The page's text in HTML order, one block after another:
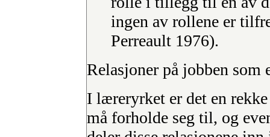
ingen av rollene er
Perreault 1976).
Relasjoner på jobben som
I læreryrket er det en
må forholde seg til, og